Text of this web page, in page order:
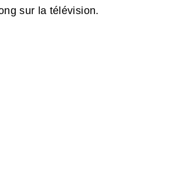
sur la télévision.